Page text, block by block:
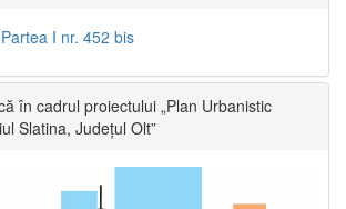
I nr. 452 bis
în cadrul proiectului „Plan Urbanistic
Slatina, Județul Olt”